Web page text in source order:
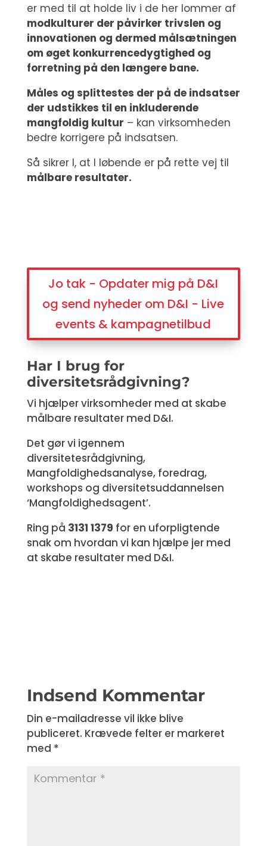
er med til at holde liv i de her lommer af
modkulturer der påvirker trivslen og
innovationen og dermed målsætningen
om øget konkurrencedygtighed og
forretning på den længere bane.
Måles og splittestes der på de indsatser
der udstikkes til en inkluderende
mangfoldig kultur – kan virksomheden
bedre korrigere på indsatsen.
Så sikrer I, at I løbende er på rette vej til
målbare resultater.
Jo tak - Opdater mig på D&I
og send nyheder om D&I - Live
events & kampagnetilbud
Har I brug for
diversitetsrådgivning?
Vi hjælper virksomheder med at skabe
målbare resultater med D&I.
Det gør vi igennem
diversitetesrådgivning,
Mangfoldighedsanalyse, foredrag,
workshops og diversitetsuddannelsen
‘Mangfoldighedsagent’.
Ring på 3131 1379 for en uforpligtende
snak om hvordan vi kan hjælpe jer med
at skabe resultater med D&I.
Indsend Kommentar
Din e-mailadresse vil ikke blive
publiceret. Krævede felter er markeret
med *